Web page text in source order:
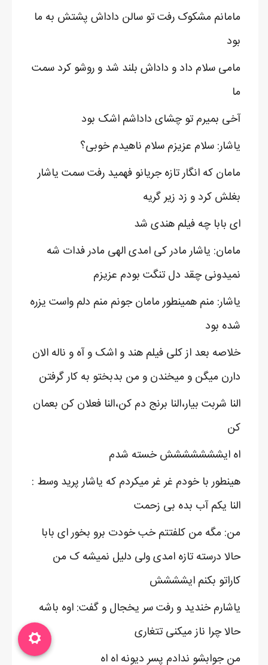
مامانم مشکوک رفت تو سالن داداش پشتش به ما
بود
مامی سلام داد و داداش بلند شد و روشو کرد سمت
ما
آخی بمیرم تو چشای داداشم اشک بود
یاشار: سلام عزیزم سلام ناهیدم خوبی؟
مامان که انگار تازه جریانو فهمید رفت سمت یاشار
بغلش کرد و زد زیر گریه
ای بابا چه فیلم هندی شد
مامان: یاشار مادر کی امدی الهی مادر فدات شه
نمیدونی چقد دل تنگت بودم عزیزم
یاشار: منم همینطور مامان جونم منم دلم واست یزره
شده بود
خلاصه بعد از کلی فیلم هند و اشک و آه و ناله الان
دارن میگن و میخندن و من بدبختو به کار گرفتن
النا شربت بیار،النا برنج دم کن،النا فعلان کن بعمان
کن
اه ایششششششش خسته شدم
هینطور با خودم غر غر میکردم که یاشار پرید وسط :
النا یکم آب بده بی زحمت
من: مگه من کلفتتم خب خودت برو بخور ای بابا
حالا درسته تازه امدی ولی دلیل نمیشه ک من
کاراتو بکنم ایشششش
یاشارم خندید و رفت سر یخجال و گفت: اوه باشه
حالا چرا ناز میکنی تتغاری
من جوابشو ندادم پسر دیونه اه اه